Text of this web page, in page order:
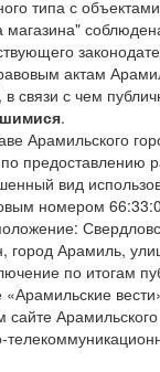
типа с
магазина"
актам
в связи с чем
.
Арамильского
предоставлению
вид
номером
город Арамиль,
по итогам
«Арамильские
Арамильского